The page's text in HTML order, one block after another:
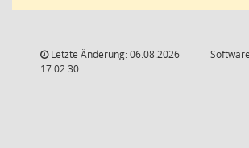
Letzte Änderung: 06.08.2026
17:02:30